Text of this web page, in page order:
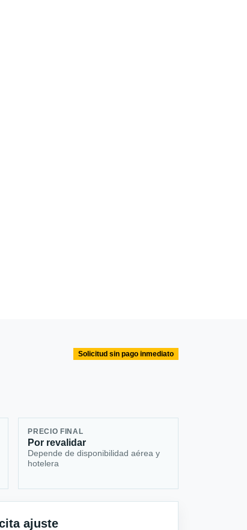
Solicitud sin pago inmediato
PRECIO FINAL
Por revalidar
Depende de disponibilidad aérea y
hotelera
ajuste